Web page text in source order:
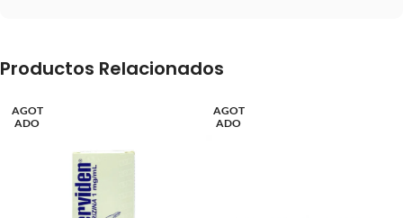
Productos Relacionados
AGOT
ADO
AGOT
ADO